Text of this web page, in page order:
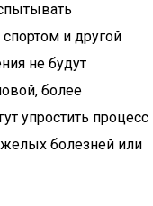
и другой
не будут
более
упростить процесс
болезней или